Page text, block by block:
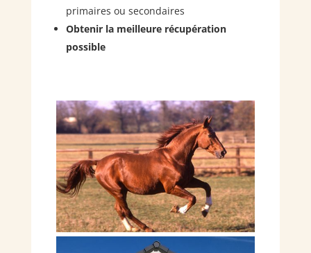
primaires ou secondaires
Obtenir la meilleure récupération
possible